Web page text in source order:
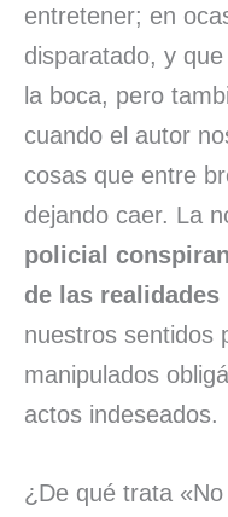
entretener; en
disparatado, y
la boca, pero
cuando el autor
cosas que entre
dejando caer. La
policial
de las realidades
nuestros sentidos
manipulados
actos indeseados.
¿De qué trata